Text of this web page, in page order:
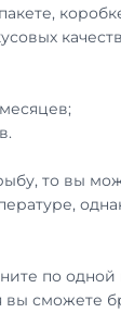
то вы
по
сможете